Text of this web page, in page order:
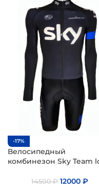
-17%
Велосипедный
комбинезон Sky Team
14500₽ 12000₽